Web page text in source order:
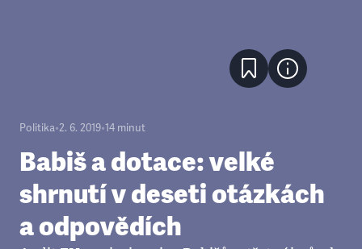
Politika•2. 6. 2019•14 minut
Babiš a dotace: velké
shrnutí v deseti otázkách
a odpovědích